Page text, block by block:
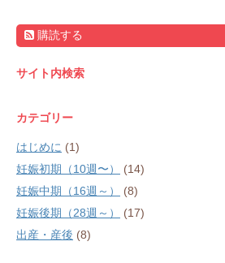
購読する
サイト内検索
カテゴリー
はじめに (1)
妊娠初期（10週〜）
(14)
妊娠中期（16週～）
(8)
妊娠後期（28週～）
(17)
出産・産後 (8)